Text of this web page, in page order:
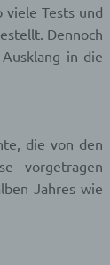
Tests und
Dennoch
in die
die von den
vorgetragen
Jahres wie